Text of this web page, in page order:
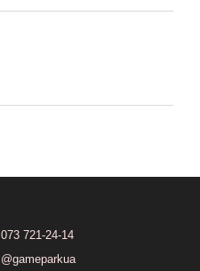
073 721-24-14
@gameparkua